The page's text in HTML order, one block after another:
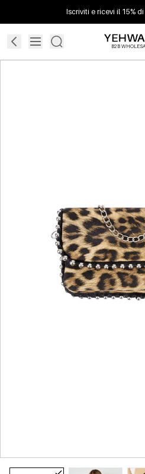
Iscriviti e ricevi il 15%
B2B